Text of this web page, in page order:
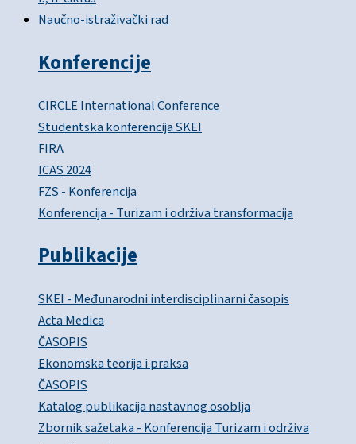
Naučno-istraživački rad
Konferencije
CIRCLE International Conference
Studentska konferencija SKEI
FIRA
ICAS 2024
FZS - Konferencija
Konferencija - Turizam i održiva transformacija
Publikacije
SKEI - Međunarodni interdisciplinarni časopis
Acta Medica
ČASOPIS
Ekonomska teorija i praksa
ČASOPIS
Katalog publikacija nastavnog osoblja
Zbornik sažetaka - Konferencija Turizam i održiva